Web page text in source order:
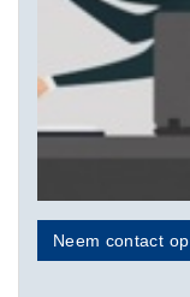
Neem contact op